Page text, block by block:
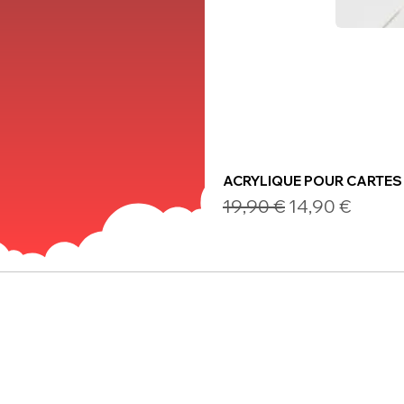
ACRYLIQUE POUR
Prix original
19,90 € Prix
14,90 €